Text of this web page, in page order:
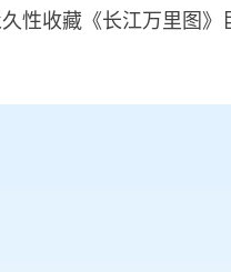
性收藏《长江万里图